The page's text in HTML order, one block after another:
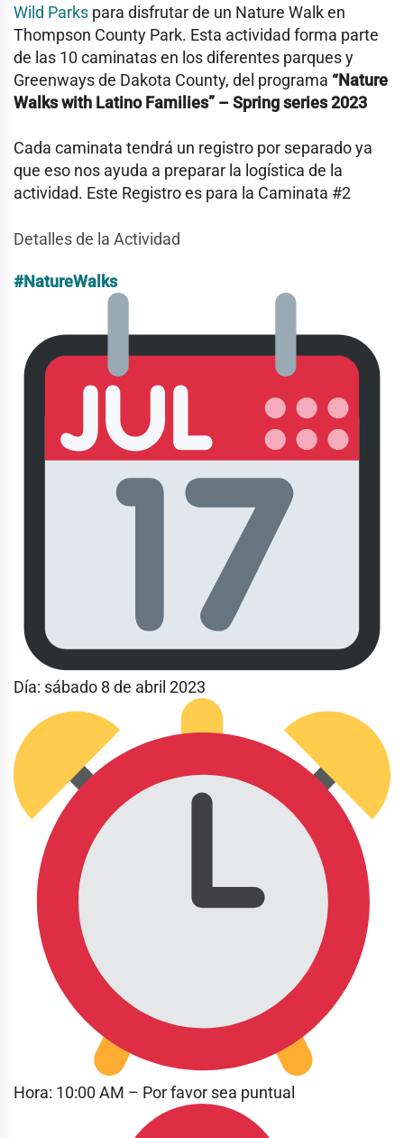
Wild Parks para disfrutar de un Nature Walk en
Thompson County Park. Esta actividad forma parte
de las 10 caminatas en los diferentes parques y
Greenways de Dakota County, del programa “Nature
Walks with Latino Families” – Spring series 2023
Cada caminata tendrá un registro por separado ya
que eso nos ayuda a preparar la logística de la
actividad. Este Registro es para la Caminata #2
Detalles de la Actividad
#NatureWalks
Día: sábado 8 de abril 2023
Hora: 10:00 AM – Por favor sea puntual